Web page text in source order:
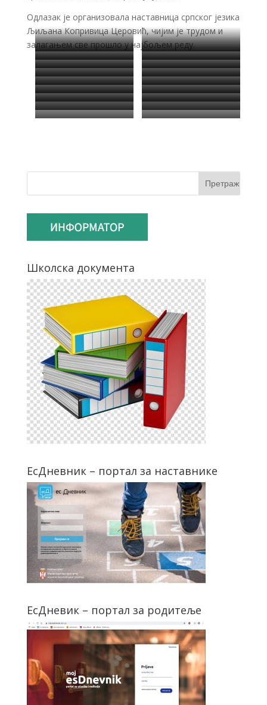
Одлазак је организовала наставница српског језика
Љиљана Копривица Церовић, чијим је трудом и
залагањем све прошло у најбољем реду.
OLYMPUS DIGITAL CAMERA
OLYMPUS DIGITAL CAMERA
OLYMPUS DIGITAL CAMERA
OLYMPUS DIGITAL CAMERA
OLYMPUS DIGITAL CAMERA
OLYMPUS DIGITAL CAMERA
OLYMPUS DIGITAL CAMERA
OLYMPUS DIGITAL CAMERA
OLYMPUS DIGITAL CAMERA
OLYMPUS DIGITAL CAMERA
OLYMPUS DIGITAL CAMERA
OLYMPUS DIGITAL CAMERA
OLYMPUS DIGITAL CAMERA
OLYMPUS DIGITAL CAMERA
OLYMPUS DIGITAL CAMERA
OLYMPUS DIGITAL CAMERA
OLYMPUS DIGITAL CAMERA
OLYMPUS DIGITAL CAMERA
Школска документа
ЕсДневник – портал за наставнике
ЕсДневик – портал за родитеље